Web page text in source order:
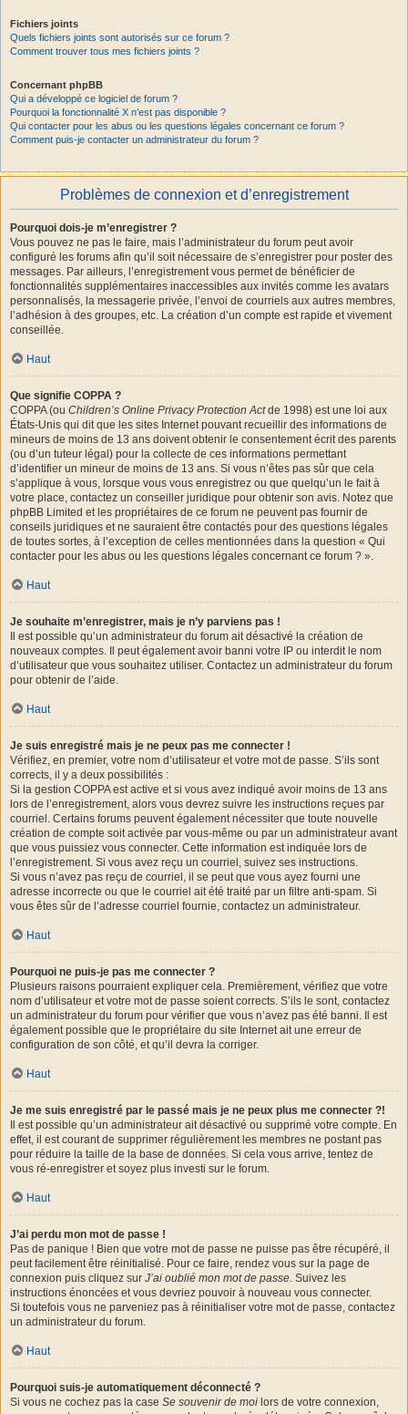
Fichiers joints
Quels fichiers joints sont autorisés sur ce forum ?
Comment trouver tous mes fichiers joints ?
Concernant phpBB
Qui a développé ce logiciel de forum ?
Pourquoi la fonctionnalité X n’est pas disponible ?
Qui contacter pour les abus ou les questions légales concernant ce forum ?
Comment puis-je contacter un administrateur du forum ?
Problèmes de connexion et d’enregistrement
Pourquoi dois-je m’enregistrer ?
Vous pouvez ne pas le faire, mais l’administrateur du forum peut avoir
configuré les forums afin qu’il soit nécessaire de s’enregistrer pour poster des
messages. Par ailleurs, l’enregistrement vous permet de bénéficier de
fonctionnalités supplémentaires inaccessibles aux invités comme les avatars
personnalisés, la messagerie privée, l’envoi de courriels aux autres membres,
l’adhésion à des groupes, etc. La création d’un compte est rapide et vivement
conseillée.
Haut
Que signifie COPPA ?
COPPA (ou Children’s Online Privacy Protection Actde 1998) est une loi aux
États-Unis qui dit que les sites Internet pouvant recueillir des informations de
mineurs de moins de 13 ans doivent obtenir le consentement écrit des parents
(ou d’un tuteur légal) pour la collecte de ces informations permettant
d’identifier un mineur de moins de 13 ans. Si vous n’êtes pas sûr que cela
s’applique à vous, lorsque vous vous enregistrez ou que quelqu’un le fait à
votre place, contactez un conseiller juridique pour obtenir son avis. Notez que
phpBB Limited et les propriétaires de ce forum ne peuvent pas fournir de
conseils juridiques et ne sauraient être contactés pour des questions légales
de toutes sortes, à l’exception de celles mentionnées dans la question « Qui
contacter pour les abus ou les questions légales concernant ce forum ? ».
Haut
Je souhaite m’enregistrer, mais je n’y parviens pas !
Il est possible qu’un administrateur du forum ait désactivé la création de
nouveaux comptes. Il peut également avoir banni votre IP ou interdit le nom
d’utilisateur que vous souhaitez utiliser. Contactez un administrateur du forum
pour obtenir de l’aide.
Haut
Je suis enregistré mais je ne peux pas me connecter !
Vérifiez, en premier, votre nom d’utilisateur et votre mot de passe. S’ils sont
corrects, il y a deux possibilités :
Si la gestion COPPA est active et si vous avez indiqué avoir moins de 13 ans
lors de l’enregistrement, alors vous devrez suivre les instructions reçues par
courriel. Certains forums peuvent également nécessiter que toute nouvelle
création de compte soit activée par vous-même ou par un administrateur avant
que vous puissiez vous connecter. Cette information est indiquée lors de
l’enregistrement. Si vous avez reçu un courriel, suivez ses instructions.
Si vous n’avez pas reçu de courriel, il se peut que vous ayez fourni une
adresse incorrecte ou que le courriel ait été traité par un filtre anti-spam. Si
vous êtes sûr de l’adresse courriel fournie, contactez un administrateur.
Haut
Pourquoi ne puis-je pas me connecter ?
Plusieurs raisons pourraient expliquer cela. Premièrement, vérifiez que votre
nom d’utilisateur et votre mot de passe soient corrects. S’ils le sont, contactez
un administrateur du forum pour vérifier que vous n’avez pas été banni. Il est
également possible que le propriétaire du site Internet ait une erreur de
configuration de son côté, et qu’il devra la corriger.
Haut
Je me suis enregistré par le passé mais je ne peux plus me connecter ?!
Il est possible qu’un administrateur ait désactivé ou supprimé votre compte. En
effet, il est courant de supprimer régulièrement les membres ne postant pas
pour réduire la taille de la base de données. Si cela vous arrive, tentez de
vous ré-enregistrer et soyez plus investi sur le forum.
Haut
J’ai perdu mon mot de passe !
Pas de panique ! Bien que votre mot de passe ne puisse pas être récupéré, il
peut facilement être réinitialisé. Pour ce faire, rendez vous sur la page de
connexion puis cliquez sur J’ai oublié mon mot de passe. Suivez les
instructions énoncées et vous devriez pouvoir à nouveau vous connecter.
Si toutefois vous ne parveniez pas à réinitialiser votre mot de passe, contactez
un administrateur du forum.
Haut
Pourquoi suis-je automatiquement déconnecté ?
Si vous ne cochez pas la case Se souvenir de moi lors de votre connexion,